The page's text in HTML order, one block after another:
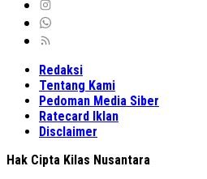
Redaksi
Tentang Kami
Pedoman Media Siber
Ratecard Iklan
Disclaimer
Hak Cipta Kilas Nusantara